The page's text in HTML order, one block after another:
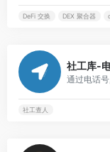
DeFi 交换 DEX 聚合器
社工库-
通过电话
社工查人